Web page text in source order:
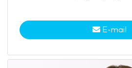
E-mail